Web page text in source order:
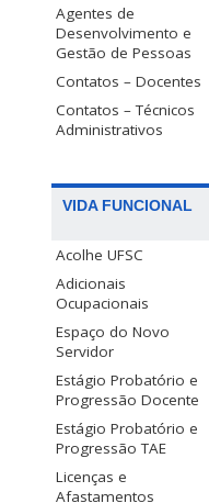
Agentes de
Desenvolvimento e
Gestão de Pessoas
Contatos – Docentes
Contatos – Técnicos
Administrativos
VIDA FUNCIONAL
Acolhe UFSC
Adicionais
Ocupacionais
Espaço do Novo
Servidor
Estágio Probatório e
Progressão Docente
Estágio Probatório e
Progressão TAE
Licenças e
Afastamentos